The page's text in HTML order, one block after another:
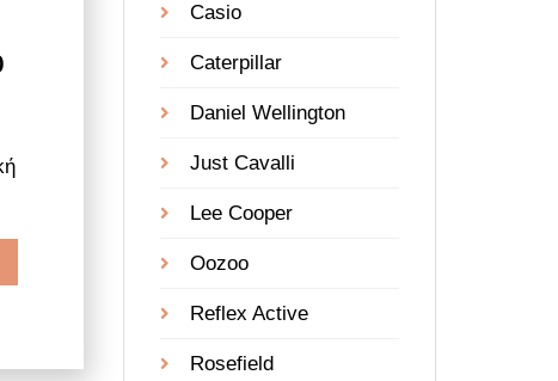
Casio
Caterpillar
Daniel Wellington
Just Cavalli
Lee Cooper
Oozoo
Reflex Active
Rosefield